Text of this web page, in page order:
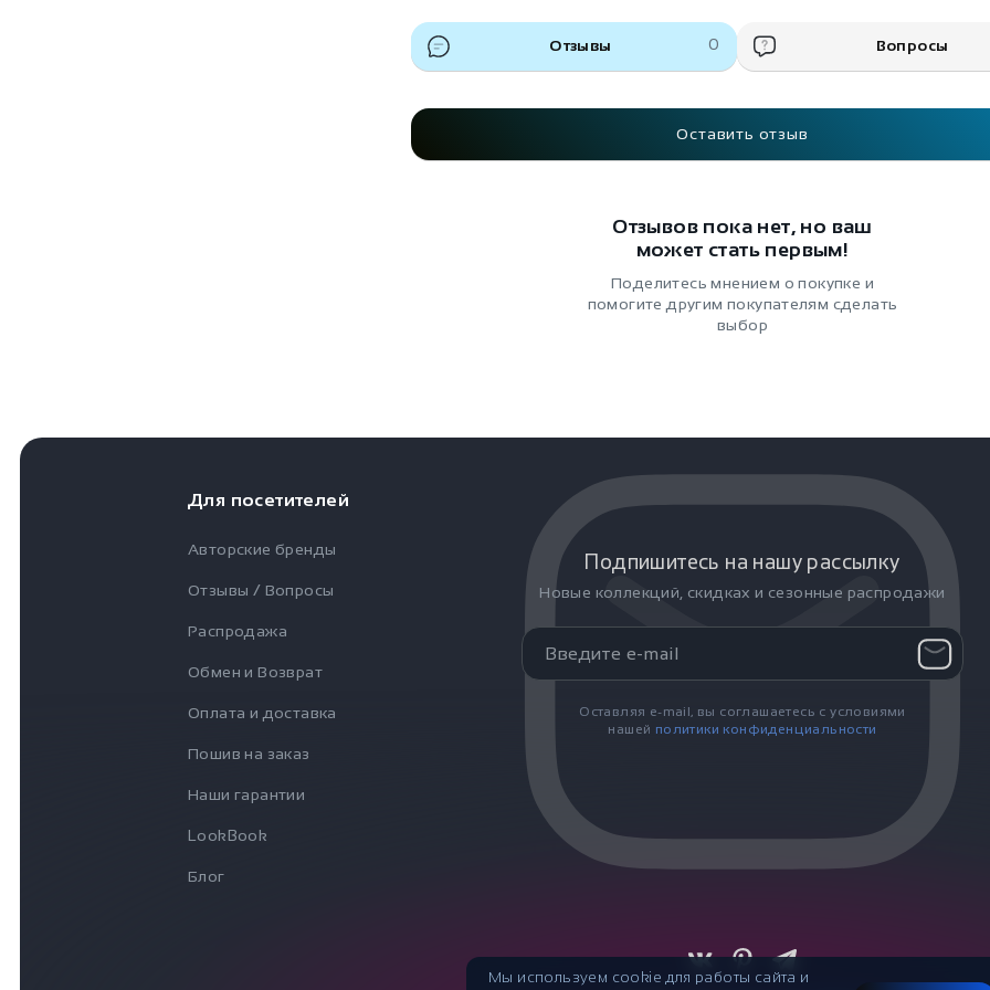
Отзывы 0 Вопросы
Оставить отзыв
Отзывов пока нет, но ваш
может стать первым!
Поделитесь мнением о покупке и
помогите другим покупателям сделать
выбор
Мы используем cookie для работы сайта и
Для посетителей
Авторские бренды
Отзывы / Вопросы
Распродажа
Обмен и Возврат
Оплата и доставка
Пошив на заказ
Наши гарантии
LookBook
Блог
Подпишитесь на нашу рассылку
Новые коллекций, скидках и сезонные распродажи
Оставляя e-mail, вы соглашаетесь с условиями
нашей политики конфиденциальности